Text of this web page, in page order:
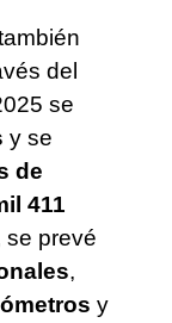
del
se
y se
de
411
se prevé
,
y